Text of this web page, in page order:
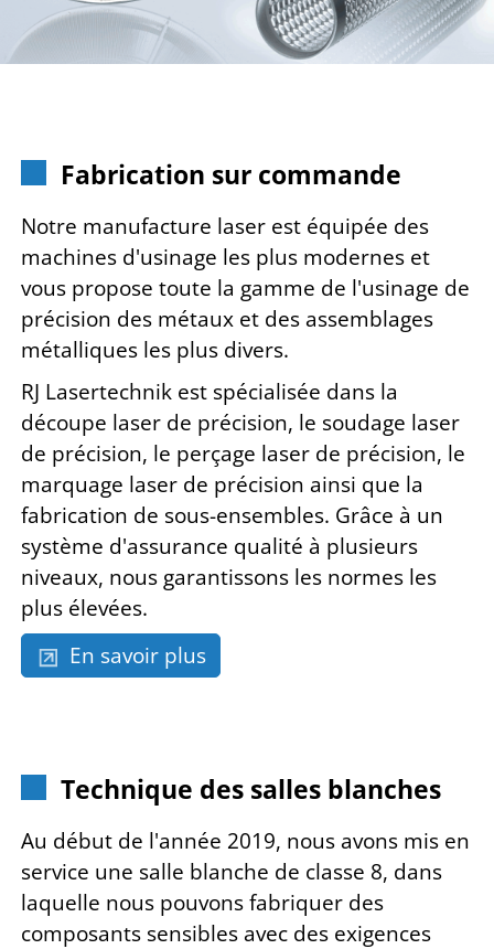
Fabrication sur commande
Notre manufacture laser est équipée des
machines d'usinage les plus modernes et
vous propose toute la gamme de l'usinage de
précision des métaux et des assemblages
métalliques les plus divers.
RJ Lasertechnik est spécialisée dans la
découpe laser de précision, le soudage laser
de précision, le perçage laser de précision, le
marquage laser de précision ainsi que la
fabrication de sous-ensembles. Grâce à un
système d'assurance qualité à plusieurs
niveaux, nous garantissons les normes les
plus élevées.
En savoir plus
Technique des salles blanches
Au début de l'année 2019, nous avons mis en
service une salle blanche de classe 8, dans
laquelle nous pouvons fabriquer des
composants sensibles avec des exigences